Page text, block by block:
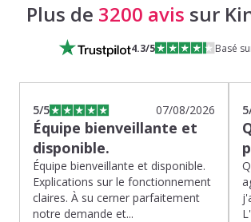
Plus de 3200 avis sur
4.3/5 Basé
5/5 07/08/2026
Équipe bienveillante et
disponible.
Équipe bienveillante et disponible.
Explications sur le fonctionnement
claires. À su cerner parfaitement
notre demande et...
5